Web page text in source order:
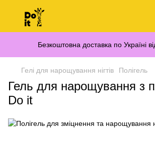
Безкоштовна доставка по Україні
Гелі для нарощування нігтів Полігель
Гель для нарощування з
Do it